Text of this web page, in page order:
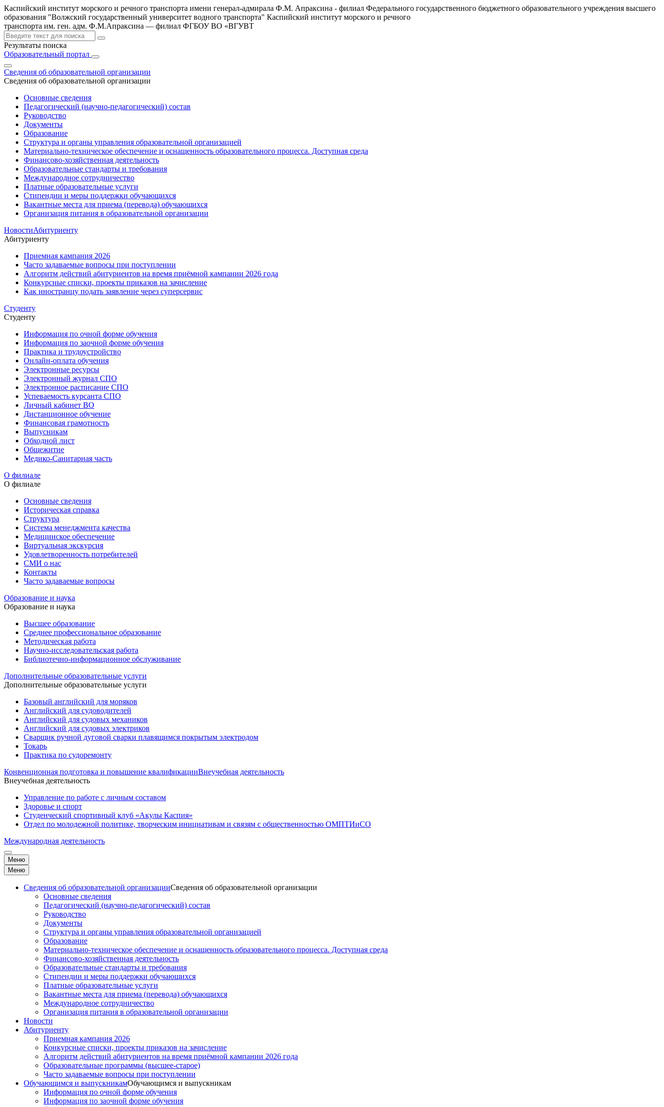
Каспийский институт морского и речного транспорта имени генерал-адмирала Ф.М. Апраксина - филиал Федерального государственного бюджетного образовательного учреждения высшего
образования "Волжский государственный университет водного транспорта" Каспийский институт морского и речного
транспорта им. ген. адм. Ф.М.Апраксина — филиал ФГБОУ ВО «ВГУВТ
Результаты поиска
Образовательный портал
Сведения об образовательной организации
Сведения об образовательной организации
Основные сведения
Педагогический (научно-педагогический) состав
Руководство
Документы
Образование
Структура и органы управления образовательной организацией
Материально-техническое обеспечение и оснащенность образовательного процесса. Доступная среда
Финансово-хозяйственная деятельность
Образовательные стандарты и требования
Международное сотрудничество
Платные образовательные услуги
Стипендии и меры поддержки обучающихся
Вакантные места для приема (перевода) обучающихся
Организация питания в образовательной организации
НовостиАбитуриенту
Абитуриенту
Приемная кампания 2026
Часто задаваемые вопросы при поступлении
Алгоритм действий абитуриентов на время приёмной кампании 2026 года
Конкурсные списки, проекты приказов на зачисление
Как иностранцу подать заявление через суперсервис
Студенту
Студенту
Информация по очной форме обучения
Информация по заочной форме обучения
Практика и трудоустройство
Онлайн-оплата обучения
Электронные ресурсы
Электронный журнал СПО
Электронное расписание СПО
Успеваемость курсанта СПО
Личный кабинет ВО
Дистанционное обучение
Финансовая грамотность
Выпусникам
Обходной лист
Общежитие
Медико-Санитарная часть
О филиале
О филиале
Основные сведения
Историческая справка
Структура
Система менеджмента качества
Медицинское обеспечение
Виртуальная экскурсия
Удовлетворенность потребителей
СМИ о нас
Контакты
Часто задаваемые вопросы
Образование и наука
Образование и наука
Высшее образование
Среднее профессиональное образование
Методическая работа
Научно-исследовательская работа
Библиотечно-информационное обслуживание
Дополнительные образовательные услуги
Дополнительные образовательные услуги
Базовый английский для моряков
Английский для судоводителей
Английский для судовых механиков
Английский для судовых электриков
Cварщик ручной дуговой сварки плавящимся покрытым электродом
Токарь
Практика по судоремонту
Конвенционная подготовка и повышение квалификацииВнеучебная деятельность
Внеучебная деятельность
Управление по работе с личным составом
Здоровье и спорт
Студенческий спортивный клуб «Акулы Каспия»
Отдел по молодежной политике, творческим инициативам и связям с общественностью ОМПТИиСО
Международная деятельность
Меню
Меню
Сведения об образовательной организацииСведения об образовательной организации
Основные сведения
Педагогический (научно-педагогический) состав
Руководство
Документы
Структура и органы управления образовательной организацией
Образование
Материально-техническое обеспечение и оснащенность образовательного процесса. Доступная среда
Финансово-хозяйственная деятельность
Образовательные стандарты и требования
Стипендии и меры поддержки обучающихся
Платные образовательные услуги
Вакантные места для приема (перевода) обучающихся
Международное сотрудничество
Организация питания в образовательной организации
Новости
Абитуриенту
Приемная кампания 2026
Конкурсные списки, проекты приказов на зачисление
Алгоритм действий абитуриентов на время приёмной кампании 2026 года
Образовательные программы (высшее-старое)
Часто задаваемые вопросы при поступлении
Обучающимся и выпускникамОбучающимся и выпускникам
Информация по очной форме обучения
Информация по заочной форме обучения